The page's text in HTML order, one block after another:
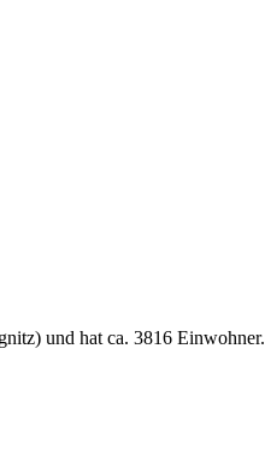
und hat ca. 3816 Einwohner.